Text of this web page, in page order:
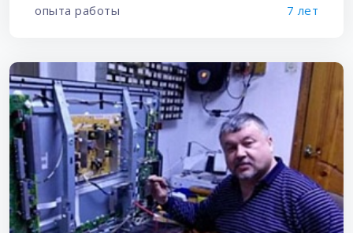
опыта работы 7 лет